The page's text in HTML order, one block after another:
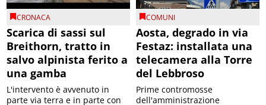
CRONACA
Scarica di sassi sul
Breithorn, tratto in
salvo alpinista ferito a
una gamba
L'intervento è avvenuto in
parte via terra e in parte con
COMUNI
Aosta, degrado in via
Festaz: installata una
telecamera alla Torre
del Lebbroso
Prime contromosse
dell'amministrazione